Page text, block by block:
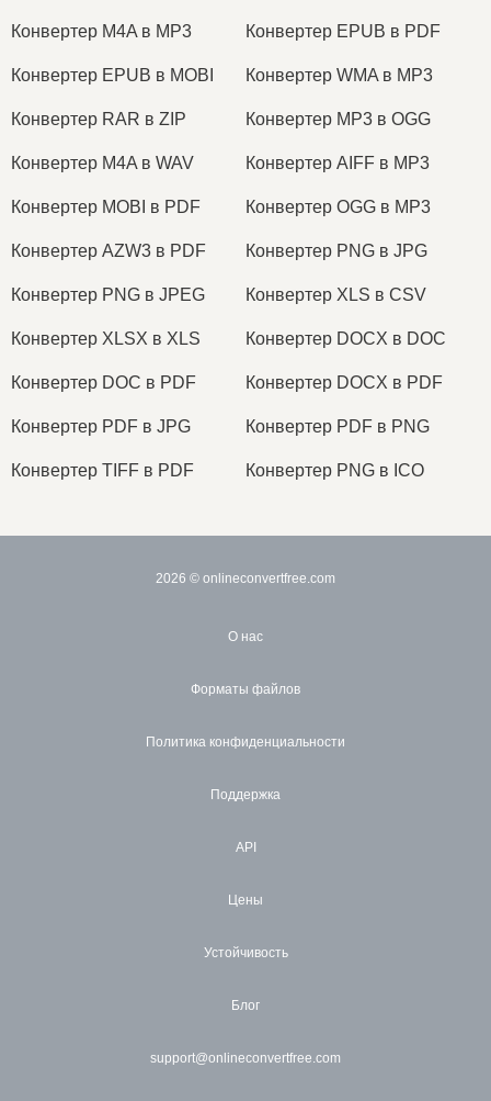
Конвертер M4A в MP3 Конвертер EPUB в PDF
Конвертер EPUB в MOBI Конвертер WMA в MP3
Конвертер RAR в ZIP Конвертер MP3 в OGG
Конвертер M4A в WAV Конвертер AIFF в MP3
Конвертер MOBI в PDF Конвертер OGG в MP3
Конвертер AZW3 в PDF Конвертер PNG в JPG
Конвертер PNG в JPEG Конвертер XLS в CSV
Конвертер XLSX в XLS Конвертер DOCX в DOC
Конвертер DOC в PDF Конвертер DOCX в PDF
Конвертер PDF в JPG Конвертер PDF в PNG
Конвертер TIFF в PDF Конвертер PNG в ICO
2026 © onlineconvertfree.com
О нас
Форматы файлов
Политика конфиденциальности
Поддержка
API
Цены
Устойчивость
Блог
support@onlineconvertfree.com